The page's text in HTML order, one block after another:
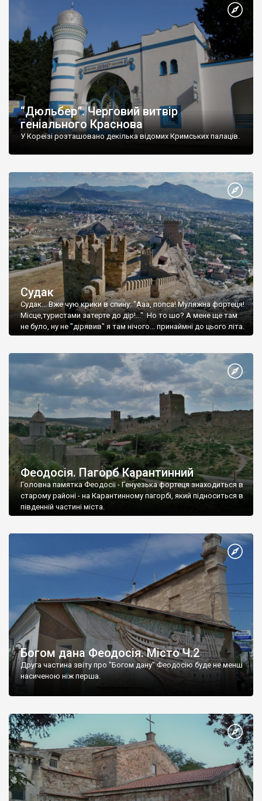
“Дюльбер”. Черговий витвір
геніального Краснова
У Кореїзі розташовано декілька відомих Кримських палаців.
Судак
Судак... Вже чую крики в спину: "Ааа, попса! Муляжна фортеця!
Місце,туристами затерте до дір!..." Но то шо? А мене ще там
не було, ну не "дірявив" я там нічого... принаймні до цього літа.
Феодосія. Пагорб Карантинний
Головна памятка Феодосії - Генуезька фортеця знаходиться в
старому районі - на Карантинному пагорбі, який підноситься в
південній частині міста.
Богом дана Феодосія. Місто Ч.2
Друга частина звіту про "Богом дану" Феодосію буде не менш
насиченою ніж перша.